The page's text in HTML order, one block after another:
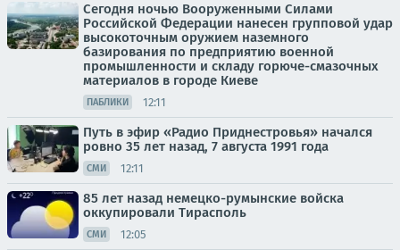
Сегодня ночью Вооруженными Силами
Российской Федерации нанесен групповой удар
высокоточным оружием наземного
базирования по предприятию военной
промышленности и складу горюче-смазочных
материалов в городе Киеве
ПАБЛИКИ 12:11
Путь в эфир «Радио Приднестровья» начался
ровно 35 лет назад, 7 августа 1991 года
СМИ 12:11
85 лет назад немецко-румынские войска
оккупировали Тирасполь
СМИ 12:05